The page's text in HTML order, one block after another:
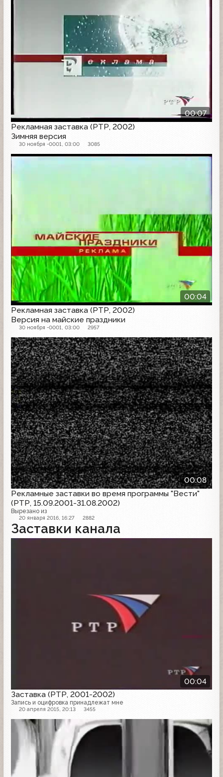
00:07
Рекламная заставка (РТР, 2002)
Зимняя версия
30 ноября -0001, 03:00 3085
00:04
Рекламная заставка (РТР, 2002)
Версия на майские праздники
30 ноября -0001, 03:00 2957
Рекламная заставка
00:08
Рекламные заставки во время программы "Вести"
(РТР, 15.09.2001-31.08.2002)
Вырезано из
20 января 2016, 16:27 2882
Рекламная заставка
Заставки канала
00:04
Заставка (РТР, 2001-2002)
Запись и оцифровка принадлежат мне
20 апреля 2015, 20:13 3455
Заставка